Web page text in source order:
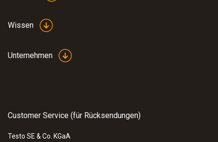
Wissen
Unternehmen
Customer Service (für Rücksendungen)
Testo SE & Co. KGaA